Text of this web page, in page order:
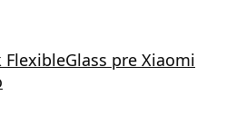
pre Xiaomi